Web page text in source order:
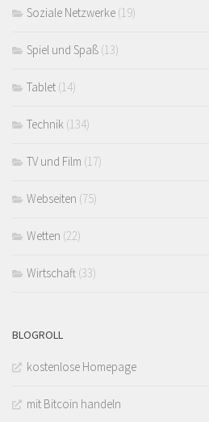
Soziale Netzwerke (19)
Spiel und Spaß (13)
Tablet (14)
Technik (134)
TV und Film (17)
Webseiten (75)
Wetten (22)
Wirtschaft (33)
BLOGROLL
kostenlose Homepage
mit Bitcoin handeln